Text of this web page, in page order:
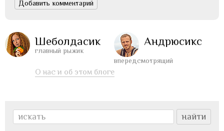
Шеболдасик
главный рыжик
Андрюсикс
впередсмотрящий
О нас и об этом блоге